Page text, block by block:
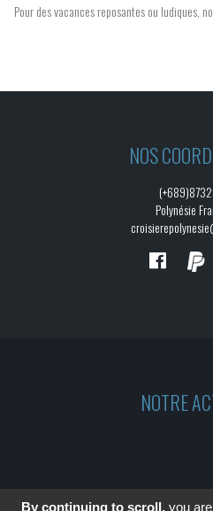
Pour des vacances reposantes ou ludiques,
NOS
Polynésie
NOTRE
By continuing to scroll, you